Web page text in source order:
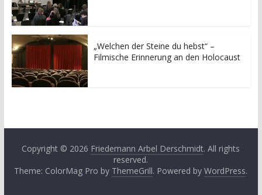
„Welchen der Steine du hebst“ –
Filmische Erinnerung an den Holocaust
Copyright © 2026 Friedemann Arbel Derschmidt. All rights
reserved.
Theme: ColorMag Pro by ThemeGrill. Powered byWordPress.